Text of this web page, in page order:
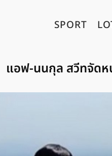
SPORT
แอฟ-นนกุล สวีทจัดห